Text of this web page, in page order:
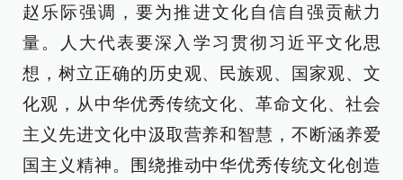
赵乐际强调，要为推进文化自信自强贡献力
量。人大代表要深入学习贯彻习近平文化思
想，树立正确的历史观、民族观、国家观、文
化观，从中华优秀传统文化、革命文化、社会
主义先进文化中汲取营养和智慧，不断涵养爱
国主义精神。围绕推动中华优秀传统文化创造